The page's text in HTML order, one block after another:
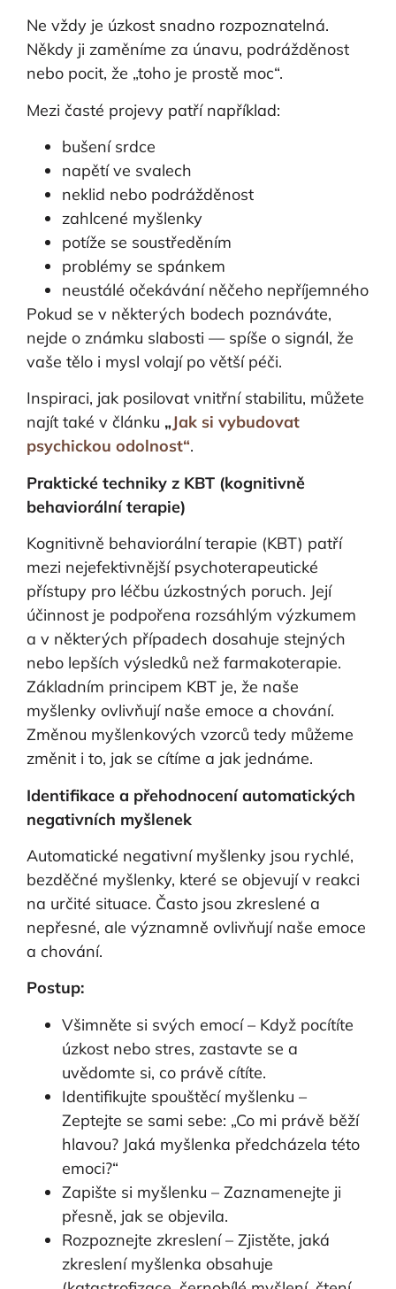
Ne vždy je úzkost snadno rozpoznatelná.
Někdy ji zaměníme za únavu, podrážděnost
nebo pocit, že „toho je prostě moc“.
Mezi časté projevy patří například:
bušení srdce
napětí ve svalech
neklid nebo podrážděnost
zahlcené myšlenky
potíže se soustředěním
problémy se spánkem
neustálé očekávání něčeho nepříjemného
Pokud se v některých bodech poznáváte,
nejde o známku slabosti — spíše o signál, že
vaše tělo i mysl volají po větší péči.
Inspiraci, jak posilovat vnitřní stabilitu, můžete
najít také v článku „Jak si vybudovat
psychickou odolnost“.
Praktické techniky z KBT (kognitivně
behaviorální terapie)
Kognitivně behaviorální terapie (KBT) patří
mezi nejefektivnější psychoterapeutické
přístupy pro léčbu úzkostných poruch. Její
účinnost je podpořena rozsáhlým výzkumem
a v některých případech dosahuje stejných
nebo lepších výsledků než farmakoterapie.
Základním principem KBT je, že naše
myšlenky ovlivňují naše emoce a chování.
Změnou myšlenkových vzorců tedy můžeme
změnit i to, jak se cítíme a jak jednáme.
Identifikace a přehodnocení automatických
negativních myšlenek
Automatické negativní myšlenky jsou rychlé,
bezděčné myšlenky, které se objevují v reakci
na určité situace. Často jsou zkreslené a
nepřesné, ale významně ovlivňují naše emoce
a chování.
Postup:
Všimněte si svých emocí – Když pocítíte
úzkost nebo stres, zastavte se a
uvědomte si, co právě cítíte.
Identifikujte spouštěcí myšlenku –
Zeptejte se sami sebe: „Co mi právě běží
hlavou? Jaká myšlenka předcházela této
emoci?“
Zapište si myšlenku – Zaznamenejte ji
přesně, jak se objevila.
Rozpoznejte zkreslení – Zjistěte, jaká
zkreslení myšlenka obsahuje